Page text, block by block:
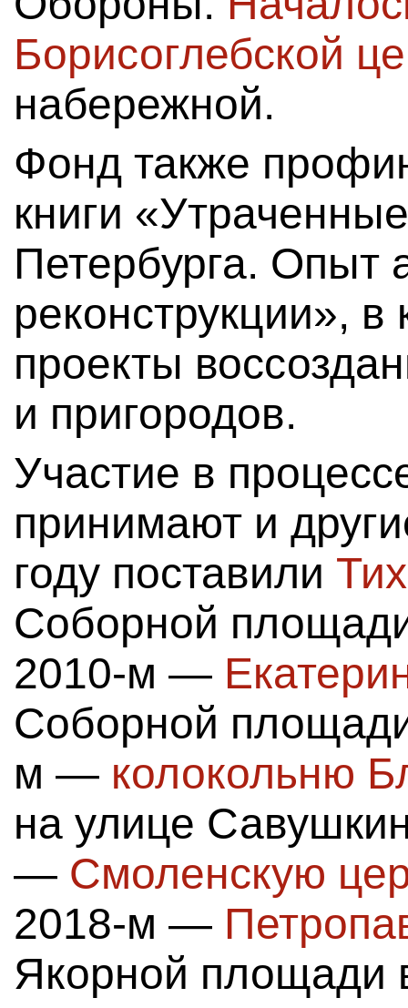
Борисоглебской
набережной.
Фонд также
книги
Петербурга. Опыт
реконструкции»,
проекты
и пригородов.
Участие в
принимают и
году поставили
Соборной
2010-м —
Соборной
м — колокольню
на улице
— Смоленскую
2018-м —
Якорной площади